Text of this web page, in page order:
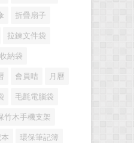
折疊扇子
拉鍊文件袋
收納袋
會員咭 月曆
毛氈電腦袋
竹木手機支架
環保筆記簿